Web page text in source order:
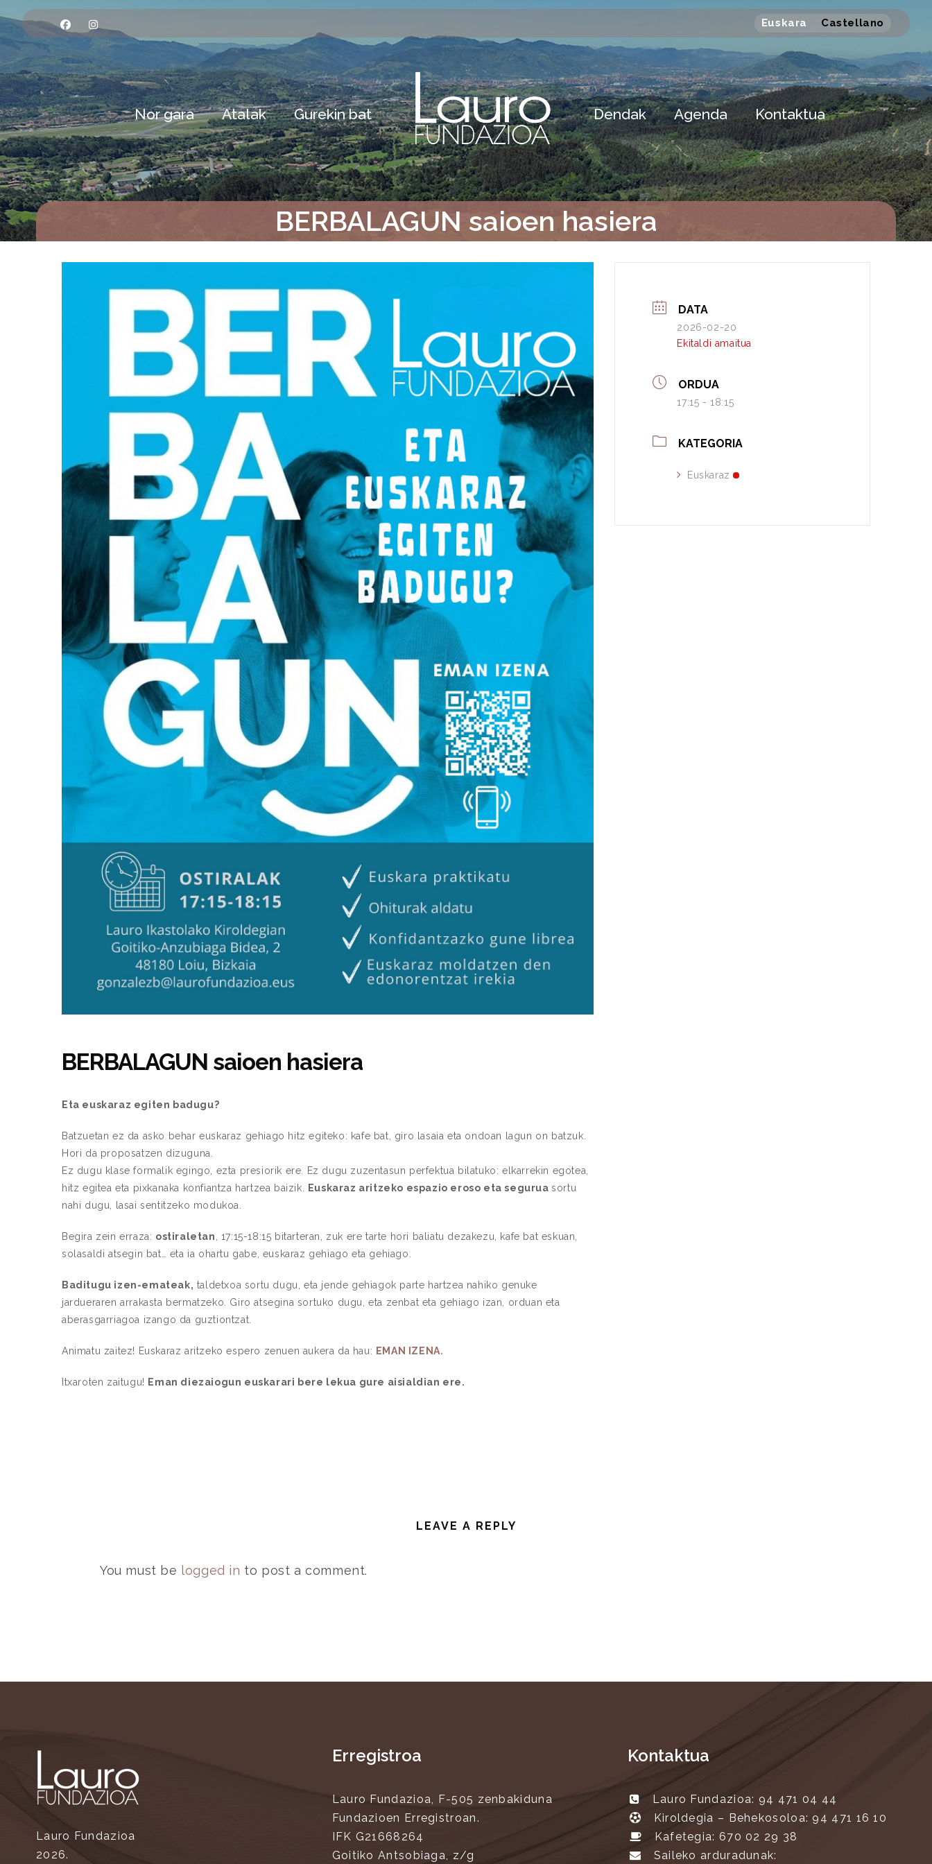
Euskara Castellano
Nor gara Atalak Gurekin bat Dendak Agenda Kontaktua
BERBALAGUN saioen hasiera
BERBALAGUN saioen hasiera
Eta euskaraz egiten badugu?
Batzuetan ez da asko behar euskaraz gehiago hitz egiteko: kafe bat, giro lasaia eta ondoan lagun on batzuk.
Hori da proposatzen dizuguna.
Ez dugu klase formalik egingo, ezta presiorik ere. Ez dugu zuzentasun perfektua bilatuko: elkarrekin egotea,
hitz egitea eta pixkanaka konfiantza hartzea baizik.
Euskaraz aritzeko espazio eroso eta seguruasortu
nahi dugu, lasai sentitzeko modukoa.
Begira zein erraza: ostiraletan
, 17:15-18:15 bitarteran, zuk ere tarte hori baliatu dezakezu, kafe bat eskuan,
solasaldi atsegin bat… eta ia ohartu gabe, euskaraz gehiago eta gehiago.
Baditugu izen-emateak, taldetxoa sortu dugu, eta jende gehiagok parte hartzea nahiko genuke
jardueraren arrakasta bermatzeko. Giro atsegina sortuko dugu, eta zenbat eta gehiago izan, orduan eta
aberasgarriagoa izango da guztiontzat.
Animatu zaitez! Euskaraz aritzeko espero zenuen aukera da hau: EMAN IZENA.
Itxaroten zaitugu! Eman diezaiogun euskarari bere lekua gure aisialdian ere.
DATA
2026-02-20
Ekitaldi amaitua
ORDUA
17:15 - 18:15
KATEGORIA
Euskaraz
LEAVE A REPLY
You must be logged in to post a comment.
Lauro Fundazioa
2026.
Erregistroa
Lauro Fundazioa, F-505 zenbakiduna
Fundazioen Erregistroan.
IFK G21668264
Goitiko Antsobiaga, z/g
Kontaktua
Lauro Fundazioa: 94 471 04 44
Kiroldegia – Behekosoloa: 94 471 16 10
Kafetegia: 670 02 29 38
Saileko arduradunak: